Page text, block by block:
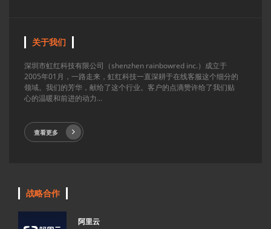
关于我们
深圳市虹红科技有限公司（shenzhen rainbowred inc.）成立于
2005年01月，一路走来，虹红科技一直深耕于在线客服这个细分的
领域。我们的芳华，献给了这个行业。客户的点滴赞许给了我们贴
心的温暖和前进的动力...
查看更多
战略合作
阿里云